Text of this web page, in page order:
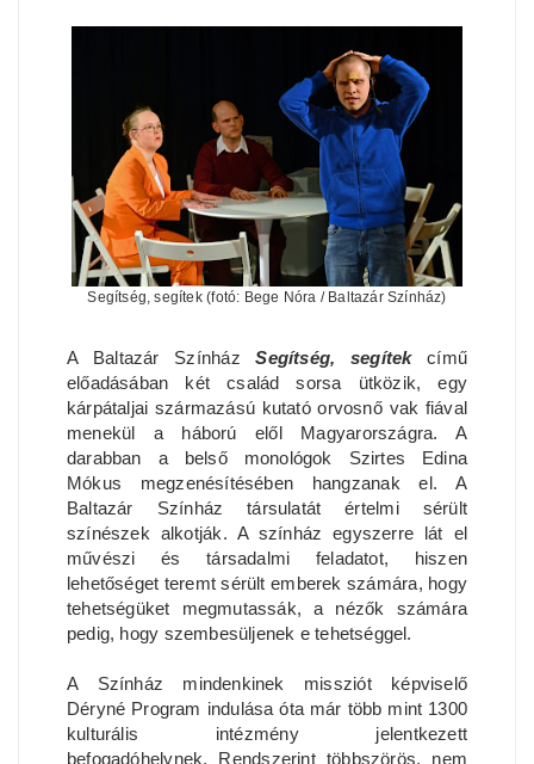
Segítség, segítek (fotó: Bege Nóra / Baltazár Színház)
A Baltazár SzínházSegítség, segítekcímű
előadásában két család sorsa ütközik, egy
kárpátaljai származású kutató orvosnő vak fiával
menekül a háború elől Magyarországra. A
darabban a belső monológok Szirtes Edina
Mókus megzenésítésében hangzanak el. A
Baltazár Színház társulatát értelmi sérült
színészek alkotják. A színház egyszerre lát el
művészi és társadalmi feladatot, hiszen
lehetőséget teremt sérült emberek számára, hogy
tehetségüket megmutassák, a nézők számára
pedig, hogy szembesüljenek e tehetséggel.
A Színház mindenkinek missziót képviselő
Déryné Program indulása óta már több mint 1300
kulturális intézmény jelentkezett
befogadóhelynek. Rendszerint többszörös, nem